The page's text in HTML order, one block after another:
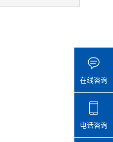
在线咨询
电话咨询